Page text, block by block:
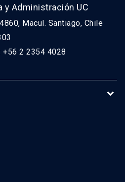
y Administración UC
Macul. Santiago, Chile
2 2354 4028